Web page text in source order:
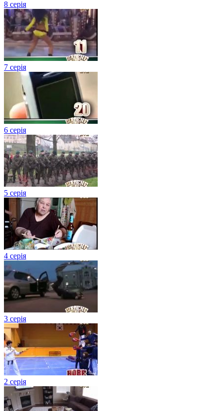
8 серія
7 серія
6 серія
5 серія
4 серія
3 серія
2 серія